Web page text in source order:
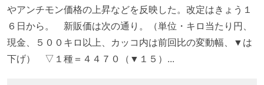
やアンチモン価格の上昇などを反映した。改定はきょう１
６日から。 新販価は次の通り。（単位・キロ当たり円、
現金、５００キロ以上、カッコ内は前回比の変動幅、▼は
下げ） ▽１種＝４４７０（▼１５）...